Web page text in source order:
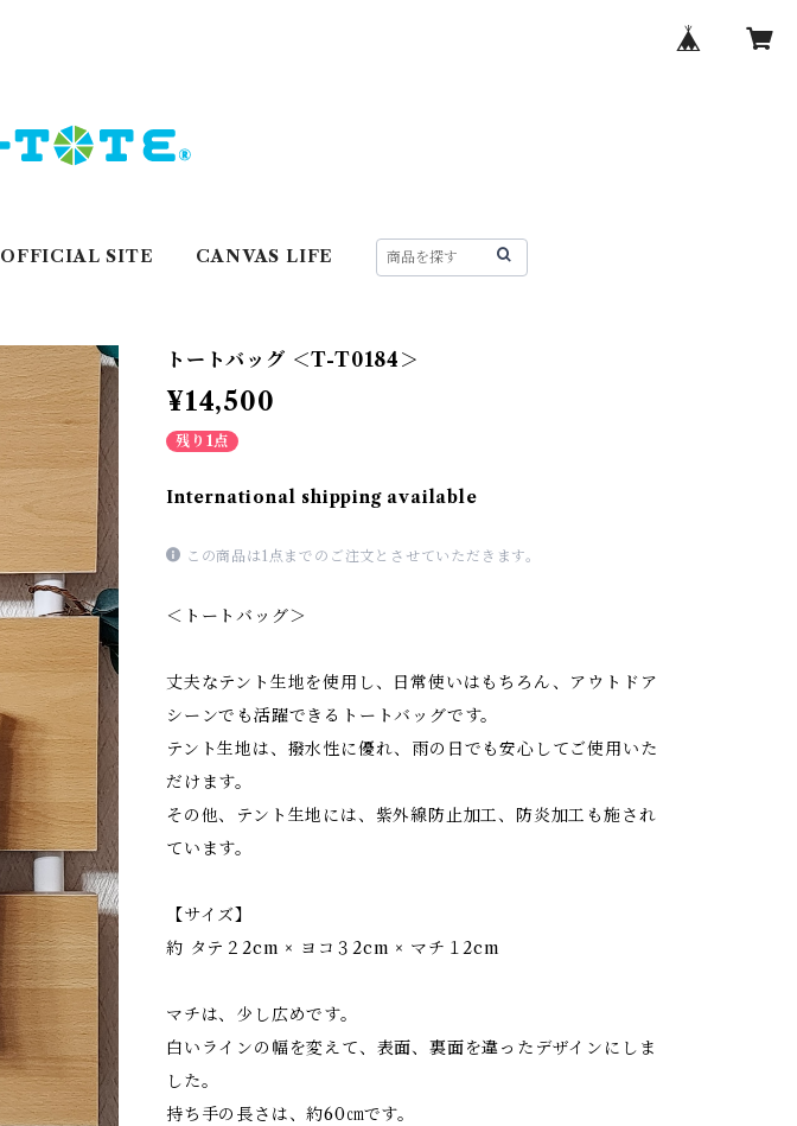
OFFICIAL SITE CANVAS LIFE
トートバッグ ＜T-T0184＞
¥14,500
残り1点
International shipping available
この商品は1点までのご注文とさせていただきます。
＜トートバッグ＞
丈夫なテント生地を使用し、日常使いはもちろん、アウトドア
シーンでも活躍できるトートバッグです。
テント生地は、撥水性に優れ、雨の日でも安心してご使用いた
だけます。
その他、テント生地には、紫外線防止加工、防炎加工も施され
ています。
【サイズ】
約 タテ２2cm × ヨコ３2cm × マチ１2cm
マチは、少し広めです。
白いラインの幅を変えて、表面、裏面を違ったデザインにしま
した。
持ち手の長さは、約60㎝です。